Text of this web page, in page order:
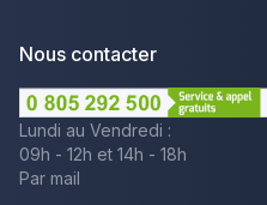
Nous contacter
Lundi au Vendredi :
09h - 12h et 14h - 18h
Par mail